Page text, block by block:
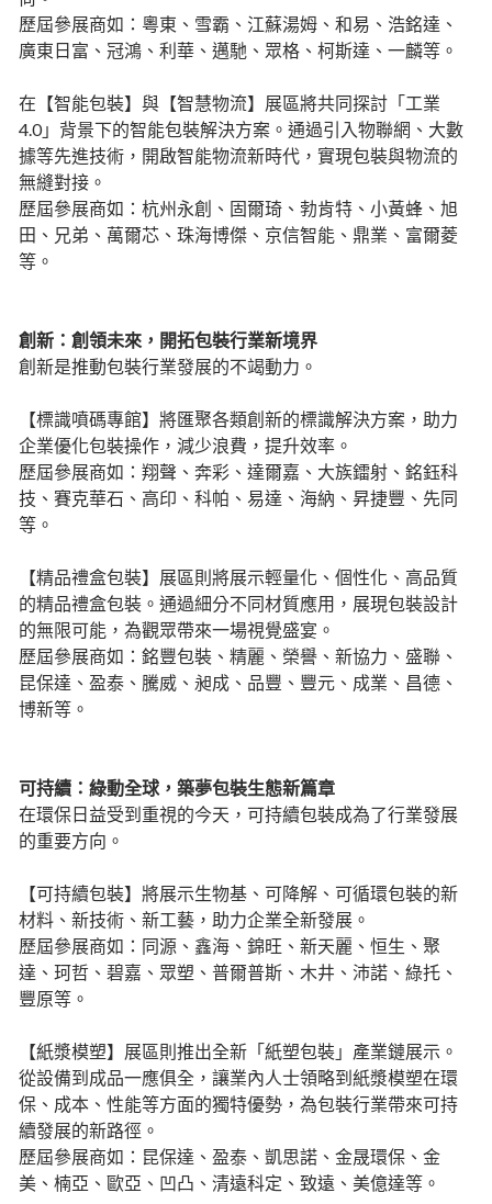
歷屆參展商如：粵東、雪霸、江蘇湯姆、和易、浩銘達、
廣東日富、冠鴻、利華、邁馳、眾格、柯斯達、一麟等。
在【智能包裝】與【智慧物流】展區將共同探討「工業
4.0」背景下的智能包裝解決方案。通過引入物聯網、大數
據等先進技術，開啟智能物流新時代，實現包裝與物流的
無縫對接。
歷屆參展商如：杭州永創、固爾琦、勃肯特、小黃蜂、旭
田、兄弟、萬爾芯、珠海博傑、京信智能、鼎業、富爾菱
等。
創新：創領未來，開拓包裝行業新境界
創新是推動包裝行業發展的不竭動力。
【標識噴碼專館】將匯聚各類創新的標識解決方案，助力
企業優化包裝操作，減少浪費，提升效率。
歷屆參展商如：翔聲、奔彩、達爾嘉、大族鐳射、銘鈺科
技、賽克華石、高印、科帕、易達、海納、昇捷豐、先同
等。
【精品禮盒包裝】展區則將展示輕量化、個性化、高品質
的精品禮盒包裝。通過細分不同材質應用，展現包裝設計
的無限可能，為觀眾帶來一場視覺盛宴。
歷屆參展商如：銘豐包裝、精麗、榮譽、新協力、盛聯、
昆保達、盈泰、騰威、昶成、品豐、豐元、成業、昌德、
博新等。
可持續：綠動全球，築夢包裝生態新篇章
在環保日益受到重視的今天，可持續包裝成為了行業發展
的重要方向。
【可持續包裝】將展示生物基、可降解、可循環包裝的新
材料、新技術、新工藝，助力企業全新發展。
歷屆參展商如：同源、鑫海、錦旺、新天麗、恒生、聚
達、珂哲、碧嘉、眾塑、普爾普斯、木井、沛諾、綠托、
豐原等。
【紙漿模塑】展區則推出全新「紙塑包裝」產業鏈展示。
從設備到成品一應俱全，讓業內人士領略到紙漿模塑在環
保、成本、性能等方面的獨特優勢，為包裝行業帶來可持
續發展的新路徑。
歷屆參展商如：昆保達、盈泰、凱思諾、金晟環保、金
美、楠亞、歐亞、凹凸、清遠科定、致遠、美億達等。